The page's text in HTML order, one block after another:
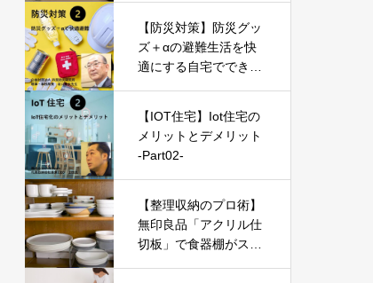
【防災対策】防災グッ
ズ＋αの避難生活を快
適にする自宅でできる
【IOT住宅】Iot住宅の
メリットとデメリット
-Part02-
【整理収納のプロ術】
無印良品「アクリル仕
切板」で食器棚がスッ